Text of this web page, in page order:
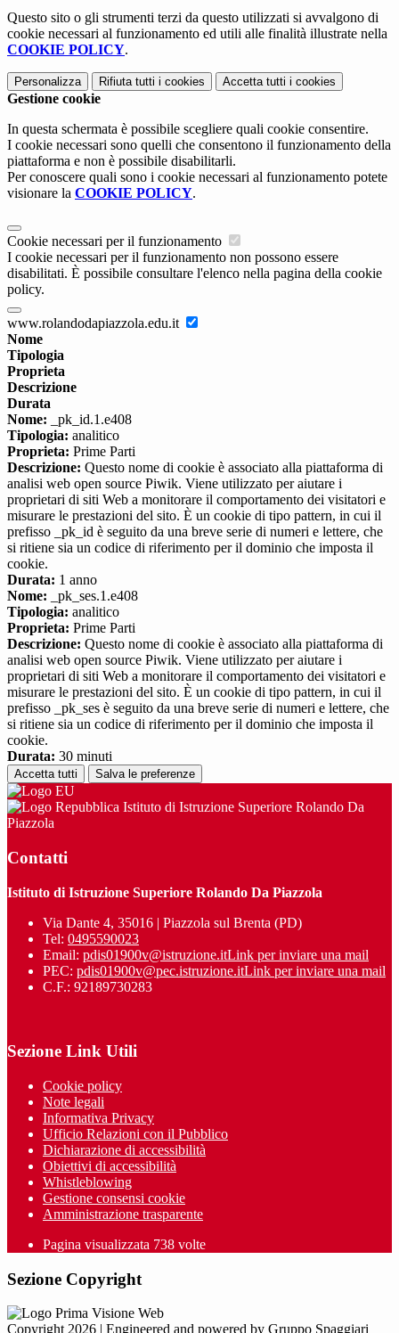
Questo sito o gli strumenti terzi da questo utilizzati si avvalgono di
cookie necessari al funzionamento ed utili alle finalità illustrate nella
COOKIE POLICY.
Personalizza Rifiuta tutti i cookies Accetta tutti i cookies
Gestione cookie
In questa schermata è possibile scegliere quali cookie consentire.
I cookie necessari sono quelli che consentono il funzionamento della
piattaforma e non è possibile disabilitarli.
Per conoscere quali sono i cookie necessari al funzionamento potete
visionare la COOKIE POLICY.
Cookie necessari per il funzionamento
I cookie necessari per il funzionamento non possono essere
disabilitati. È possibile consultare l'elenco nella pagina della cookie
policy.
www.rolandodapiazzola.edu.it
Nome
Tipologia
Proprieta
Descrizione
Durata
Nome: _pk_id.1.e408
Tipologia: analitico
Proprieta: Prime Parti
Descrizione: Questo nome di cookie è associato alla piattaforma di
analisi web open source Piwik. Viene utilizzato per aiutare i
proprietari di siti Web a monitorare il comportamento dei visitatori e
misurare le prestazioni del sito. È un cookie di tipo pattern, in cui il
prefisso _pk_id è seguito da una breve serie di numeri e lettere, che
si ritiene sia un codice di riferimento per il dominio che imposta il
cookie.
Durata: 1 anno
Nome: _pk_ses.1.e408
Tipologia: analitico
Proprieta: Prime Parti
Descrizione: Questo nome di cookie è associato alla piattaforma di
analisi web open source Piwik. Viene utilizzato per aiutare i
proprietari di siti Web a monitorare il comportamento dei visitatori e
misurare le prestazioni del sito. È un cookie di tipo pattern, in cui il
prefisso _pk_ses è seguito da una breve serie di numeri e lettere, che
si ritiene sia un codice di riferimento per il dominio che imposta il
cookie.
Durata: 30 minuti
Accetta tutti Salva le preferenze
Istituto di Istruzione Superiore Rolando Da
Piazzola
Contatti
Istituto di Istruzione Superiore Rolando Da Piazzola
Via Dante 4, 35016 | Piazzola sul Brenta (PD)
Tel: 0495590023
Email: pdis01900v@istruzione.itLink per inviare una mail
PEC: pdis01900v@pec.istruzione.itLink per inviare una mail
C.F.: 92189730283
Sezione Link Utili
Cookie policy
Note legali
Informativa Privacy
Ufficio Relazioni con il Pubblico
Dichiarazione di accessibilità
Obiettivi di accessibilità
Whistleblowing
Gestione consensi cookie
Amministrazione trasparente
Pagina visualizzata 738 volte
Sezione Copyright
Copyright 2026 | Engineered and powered by Gruppo Spaggiari